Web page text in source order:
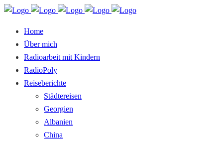
Home
Über mich
Radioarbeit mit Kindern
RadioPoly
Reiseberichte
Städtereisen
Georgien
Albanien
China